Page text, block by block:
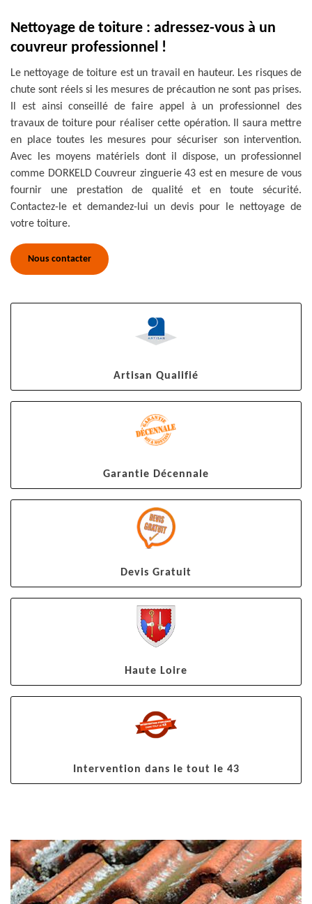
Nettoyage de toiture : adressez-vous à un
couvreur professionnel !
Le nettoyage de toiture est un travail en hauteur. Les risques de
chute sont réels si les mesures de précaution ne sont pas prises.
Il est ainsi conseillé de faire appel à un professionnel des
travaux de toiture pour réaliser cette opération. Il saura mettre
en place toutes les mesures pour sécuriser son intervention.
Avec les moyens matériels dont il dispose, un professionnel
comme DORKELD Couvreur zinguerie 43 est en mesure de vous
fournir une prestation de qualité et en toute sécurité.
Contactez-le et demandez-lui un devis pour le nettoyage de
votre toiture.
Nous contacter
Artisan Qualifié
Garantie Décennale
Devis Gratuit
Haute Loire
Intervention dans le tout le 43